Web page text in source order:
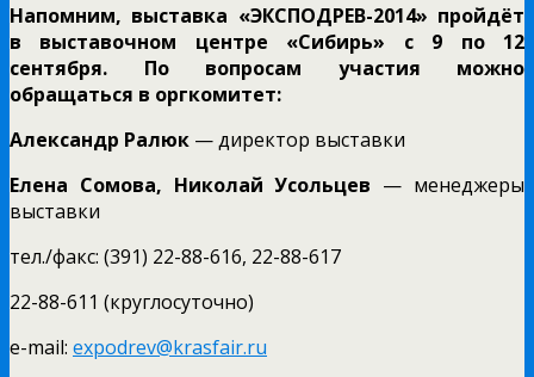
Напомним, выставка «ЭКСПОДРЕВ-2014» пройдёт
в выставочном центре «Сибирь» с 9 по 12
сентября. По вопросам участия можно
обращаться в оргкомитет:
Александр Ралюк — директор выставки
Елена Сомова, Николай Усольцев — менеджеры
выставки
тел./факс: (391) 22-88-616, 22-88-617
22-88-611 (круглосуточно)
е-mail: expodrev@krasfair.ru